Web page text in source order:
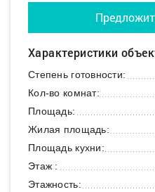
Характеристики
Степень готовности:
Кол-во комнат:
Площадь:
Жилая площадь:
Площадь кухни:
Этаж :
Этажность: